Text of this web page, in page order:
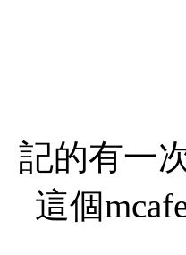
記的有一
這個